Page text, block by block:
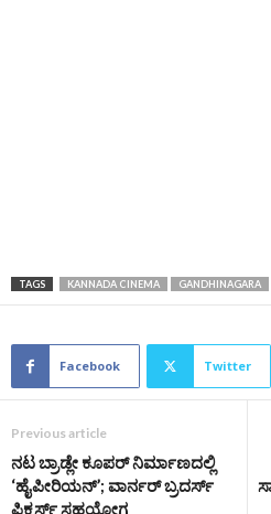
TAGS KANNADA CINEMA GANDHINAGARA
Facebook Twitter
Previous article
ನಟ ಬ್ರಾಡ್ಲೇ ಕೂಪರ್ ನಿರ್ಮಾಣದಲ್ಲಿ
‘ಹೈಪೀರಿಯನ್’; ವಾರ್ನರ್ ಬ್ರದರ್ಸ್
ಪಿಕ್ಚರ್ಸ್ ಸಹಯೋಗ